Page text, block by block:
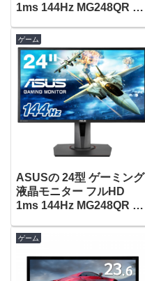
1ms 144Hz MG248QR が
円！
ゲーム
ASUSの 24型 ゲーミング
液晶モニター フルHD
1ms 144Hz MG248QR が
円！
ゲーム